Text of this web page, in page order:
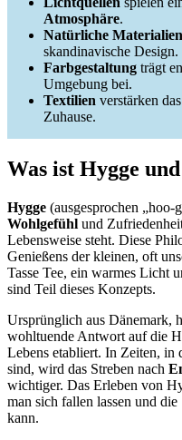
Atmosphäre.
Natürliche Materialien
skandinavische Design.
Farbgestaltung trägt
Umgebung bei.
Textilien verstärken
Zuhause.
Was ist Hygge
Hygge (ausgesprochen
Wohlgefühl und
Lebensweise steht. Diese
Genießens der kleinen, oft
Tasse Tee, ein warmes Licht
sind Teil dieses Konzepts.
Ursprünglich aus Dänemark,
wohltuende Antwort auf die
Lebens etabliert. In Zeiten, in
sind, wird das Streben nach
wichtiger. Das Erleben von
man sich fallen lassen und
kann.